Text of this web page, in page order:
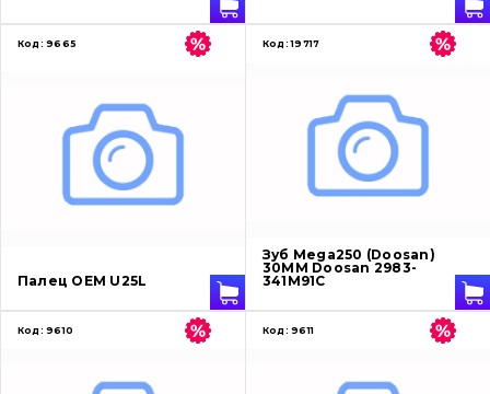
Контакты
Каталог
Фильтры и смазочные материалы
Болты, гайки и элементы крепления
Коронки, зубья, адаптера, пальцы, фиксаторы
Код: 9665
Палец OEM U25L
Код: 19717
Зуб Mega250 (Doosan)
30ММ Doosan 2983-
341M91C
Код: 9610 Код: 9611